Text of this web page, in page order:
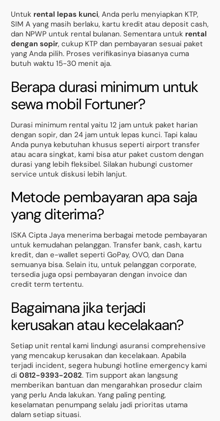
Untuk rental lepas kunci, Anda perlu menyiapkan KTP,
SIM A yang masih berlaku, kartu kredit atau deposit cash,
dan NPWP untuk rental bulanan. Sementara untuk rental
dengan sopir, cukup KTP dan pembayaran sesuai paket
yang Anda pilih. Proses verifikasinya biasanya cuma
butuh waktu 15-30 menit aja.
Berapa durasi minimum untuk
sewa mobil Fortuner?
Durasi minimum rental yaitu 12 jam untuk paket harian
dengan sopir, dan 24 jam untuk lepas kunci. Tapi kalau
Anda punya kebutuhan khusus seperti airport transfer
atau acara singkat, kami bisa atur paket custom dengan
durasi yang lebih fleksibel. Silakan hubungi customer
service untuk diskusi lebih lanjut.
Metode pembayaran apa saja
yang diterima?
ISKA Cipta Jaya menerima berbagai metode pembayaran
untuk kemudahan pelanggan. Transfer bank, cash, kartu
kredit, dan e-wallet seperti GoPay, OVO, dan Dana
semuanya bisa. Selain itu, untuk pelanggan corporate,
tersedia juga opsi pembayaran dengan invoice dan
credit term tertentu.
Bagaimana jika terjadi
kerusakan atau kecelakaan?
Setiap unit rental kami lindungi asuransi comprehensive
yang mencakup kerusakan dan kecelakaan. Apabila
terjadi incident, segera hubungi hotline emergency kami
di0812-9393-2082. Tim support akan langsung
memberikan bantuan dan mengarahkan prosedur claim
yang perlu Anda lakukan. Yang paling penting,
keselamatan penumpang selalu jadi prioritas utama
dalam setiap situasi.